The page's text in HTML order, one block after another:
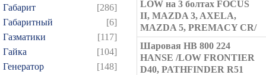
Габарит
[286]
Габаритный
[6]
Газматики
[117]
Гайка
[104]
Генератор
[148]
LOW на 3 болтах FOCUS
II, MAZDA 3, AXELA,
MAZDA 5, PREMACY CR/
Шаровая HB 800 224
HANSE /LOW FRONTIER
D40, PATHFINDER R51